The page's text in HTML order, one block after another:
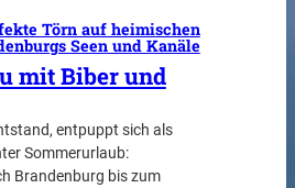
Törn auf heimischen
Seen und Kanäle
mit Biber und
entpuppt sich als
Sommerurlaub:
Brandenburg bis zum